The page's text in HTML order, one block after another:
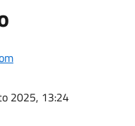
2025, 13:24